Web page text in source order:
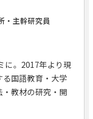
・主幹研究員
に。2017年より現
国語教育・大学
教材の研究・開